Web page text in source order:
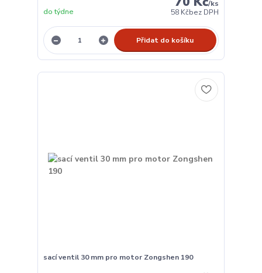
/ks
58 Kčbez DPH
do týdne
Přidat do košíku
sací ventil 30 mm pro motor Zongshen 190